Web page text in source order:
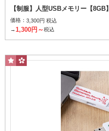
指定なし
～
その他条件で探す
【制服】人型USBメモリー【8GB】
価格： 3,300円 税込
→ 1,300円～税込